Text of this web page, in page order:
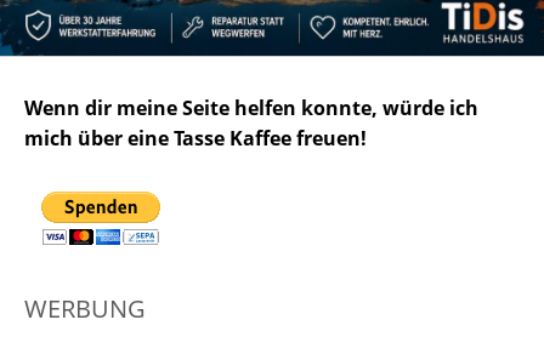
Wenn dir meine Seite helfen konnte, würde ich
mich über eine Tasse Kaffee freuen!
WERBUNG